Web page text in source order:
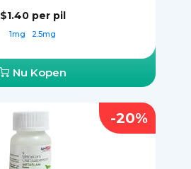
$1.40 per pil
1mg 2.5mg
Nu Kopen
-20%